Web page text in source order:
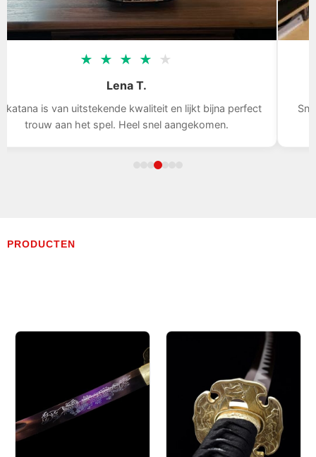
★ ★ ★
van uitstekende kwaliteit en lijkt bijna perfect
aan het spel. Heel snel aangekomen.
Snelle
PRODUCTEN